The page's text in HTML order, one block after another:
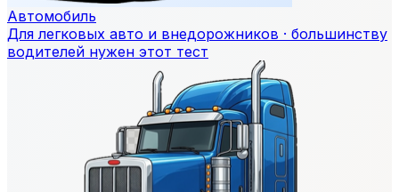
Автомобиль
Для легковых авто и внедорожников · большинству
водителей нужен этот тест